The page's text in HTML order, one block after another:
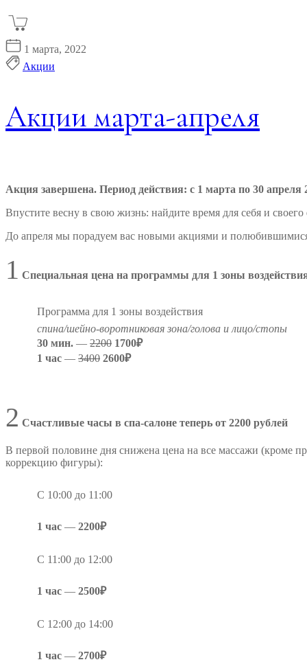
1 марта, 2022
Акции
Акции марта-апреля
Акция завершена. Период действия: с 1 марта по 30 апреля
Впустите весну в свою жизнь: найдите время для себя и
До апреля мы порадуем вас новыми акциями и
1 Специальная цена на программы для 1 зоны
Программа для 1 зоны воздействия
спина/шейно-воротниковая зона/голова и лицо/стопы
30 мин. — 2200 1700₽
1 час — 3400 2600₽
2 Счастливые часы в спа-салоне теперь от 2200 рублей
В первой половине дня снижена цена на все массажи (кроме
коррекцию фигуры):
С 10:00 до 11:00
1 час — 2200₽
С 11:00 до 12:00
1 час — 2500₽
С 12:00 до 14:00
1 час — 2700₽